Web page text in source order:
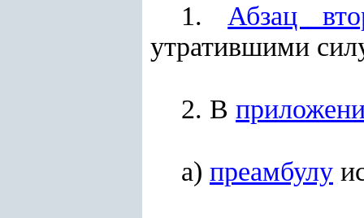
1. Абзац
утратившими
2. В
а) преамбулу